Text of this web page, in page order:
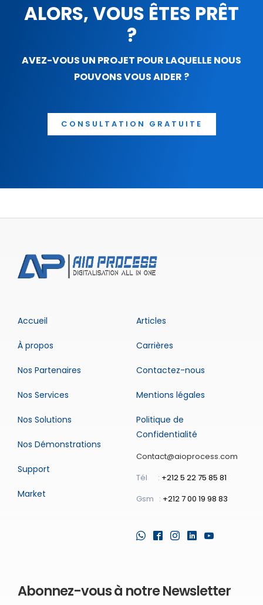
ALORS, VOUS ÊTES PRÊT
?
AVEZ-VOUS UN PROJET POUR LAQUELLE NOUS
POUVONS VOUS AIDER ?
CONSULTATION GRATUITE
Accueil
À propos
Nos Partenaires
Nos Services
Nos Solutions
Nos Démonstrations
Support
Market
Articles
Carrières
Contactez-nous
Mentions légales
Politique de
Confidentialité
Contact@aioprocess.com
Tél : +212 5 22 75 85 81
Gsm : +212 7 00 19 98 83
Abonnez-vous à notre Newsletter